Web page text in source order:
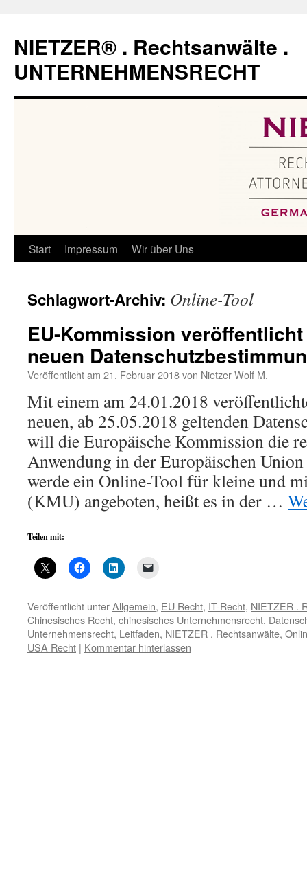
springen
NIETZER® . Rechtsanwälte .
UNTERNEHMENSRECHT
Start Impressum Wir über Uns
Schlagwort-Archiv: Online-Tool
EU-Kommission
neuen
Veröffentlicht am 21. Februar 2018von Nietzer Wolf M.
Mit einem am 24.01.2018
neuen, ab 25.05.2018 geltenden
will die Europäische Kommission die
Anwendung in der Europäischen
werde ein Online-Tool für kleine und
(KMU) angeboten, heißt es in der …
Teilen mit:
Veröffentlicht unterAllgemein, EU Recht, IT-Recht, NIETZER .
Chinesisches Recht, chinesisches Unternehmensrecht,
Unternehmensrecht, Leitfaden, NIETZER . Rechtsanwälte,
USA Recht | Kommentar hinterlassen